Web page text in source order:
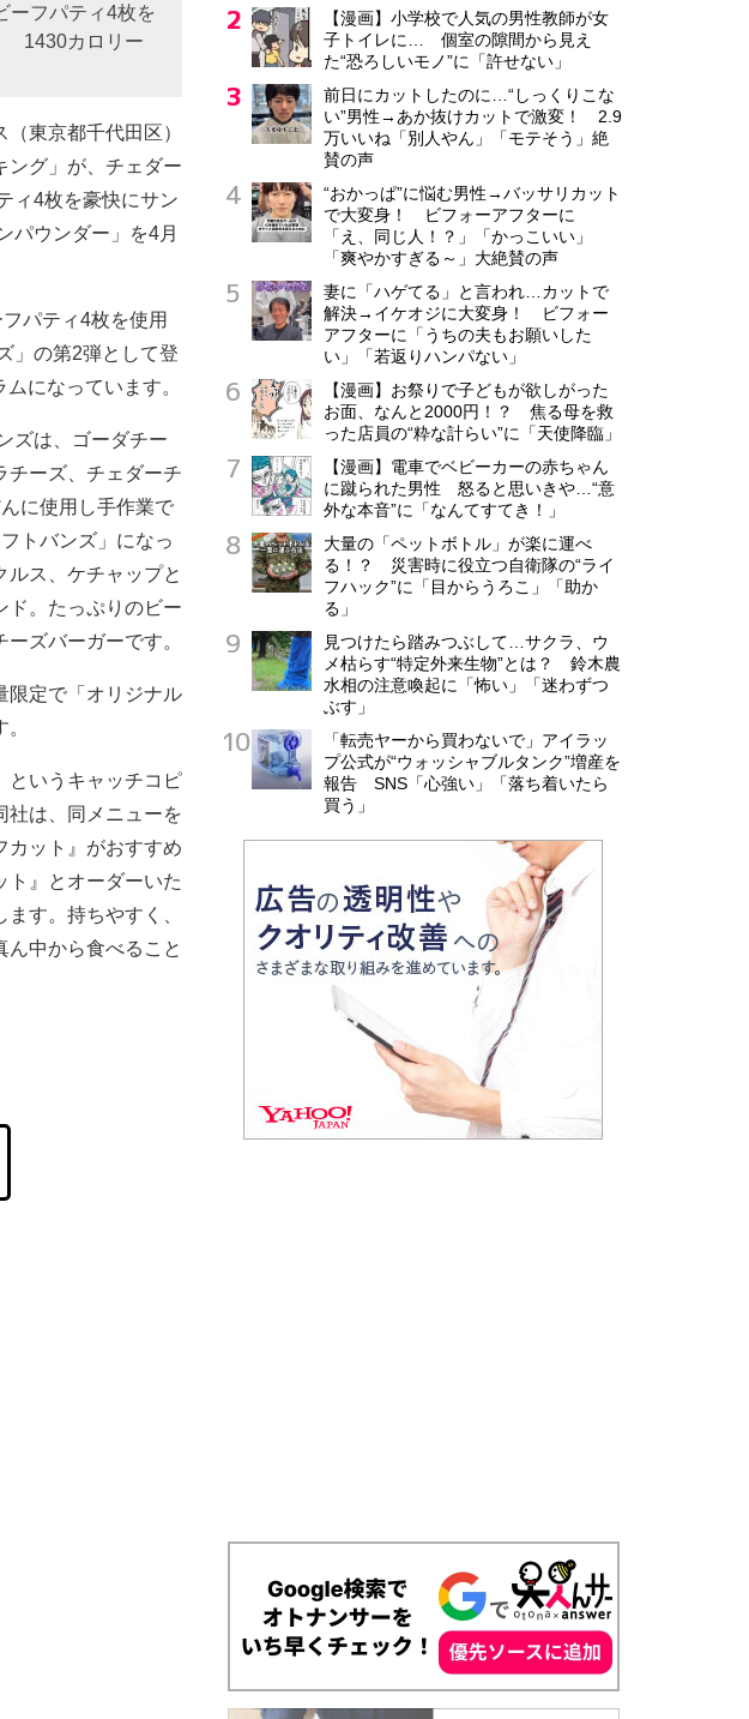
ーフパティ4枚を
1430カロリー
東京都千代田区）
ング」が、チェダー
ィ4枚を豪快にサン
パウンダー」を4月
パティ4枚を使用
」の第2弾として登
になっています。
ズは、ゴーダチー
チーズ、チェダーチ
に使用し手作業で
トバンズ」になっ
ルス、ケチャップと
ド。たっぷりのビー
ズバーガーです。
定で「オリジナル
いうキャッチコピ
社は、同メニューを
カット』がおすすめ
ト』とオーダーいた
す。持ちやすく、
ん中から食べること
【漫画】小学校で人気の男性教師が女
子トイレに… 個室の隙間から見え
た“恐ろしいモノ”に「許せない」
前日にカットしたのに…“しっくりこな
い”男性→あか抜けカットで激変！ 2.9
万いいね「別人やん」「モテそう」絶
賛の声
“おかっぱ”に悩む男性→バッサリカット
で大変身！ ビフォーアフターに
「え、同じ人！？」「かっこいい」
「爽やかすぎる～」大絶賛の声
妻に「ハゲてる」と言われ…カットで
解決→イケオジに大変身！ ビフォー
アフターに「うちの夫もお願いした
い」「若返りハンパない」
【漫画】お祭りで子どもが欲しがった
お面、なんと2000円！？ 焦る母を救
った店員の“粋な計らい”に「天使降臨」
【漫画】電車でベビーカーの赤ちゃん
に蹴られた男性 怒ると思いきや…“意
外な本音”に「なんてすてき！」
大量の「ペットボトル」が楽に運べ
る！？ 災害時に役立つ自衛隊の“ライ
フハック”に「目からうろこ」「助か
る」
見つけたら踏みつぶして…サクラ、ウ
メ枯らす“特定外来生物”とは？ 鈴木農
水相の注意喚起に「怖い」「迷わずつ
ぶす」
「転売ヤーから買わないで」アイラッ
プ公式が“ウォッシャブルタンク”増産を
報告 SNS「心強い」「落ち着いたら
買う」